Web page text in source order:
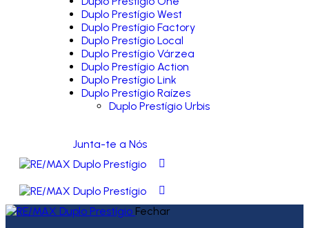
Duplo Prestígio West
Duplo Prestígio Factory
Duplo Prestígio Local
Duplo Prestígio Várzea
Duplo Prestígio Action
Duplo Prestígio Link
Duplo Prestígio Raízes
Duplo Prestígio Urbis
Junta-te a Nós
Fechar